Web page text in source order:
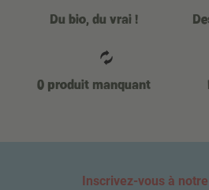
Du bio, du vrai !
0 produit manquant
Inscrivez-vous à